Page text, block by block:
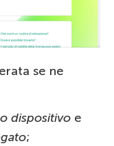
se ne
dispositivo e
;